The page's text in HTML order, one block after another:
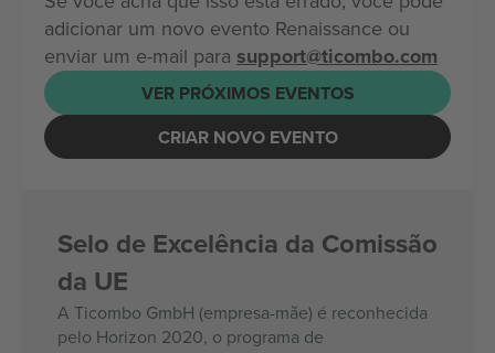
adicionar um novo evento Renaissance ou
enviar um e-mail para support@ticombo.com
VER PRÓXIMOS EVENTOS
CRIAR NOVO EVENTO
Selo de Excelência da Comissão
da UE
A Ticombo GmbH (empresa-mãe) é reconhecida
pelo Horizon 2020, o programa de